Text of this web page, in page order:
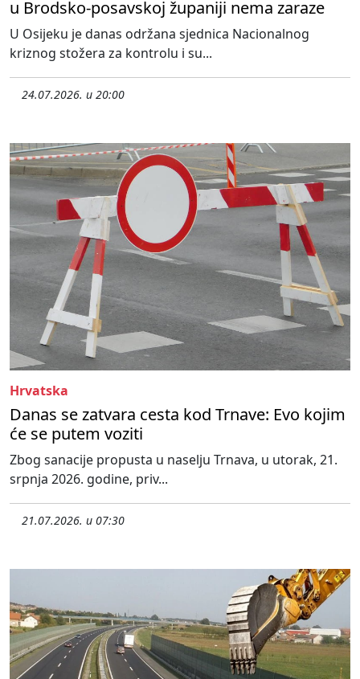
u Brodsko-posavskoj županiji nema zaraze
U Osijeku je danas održana sjednica Nacionalnog
kriznog stožera za kontrolu i su...
24.07.2026. u 20:00
Hrvatska
Danas se zatvara cesta kod Trnave: Evo kojim
će se putem voziti
Zbog sanacije propusta u naselju Trnava, u utorak, 21.
srpnja 2026. godine, priv...
21.07.2026. u 07:30